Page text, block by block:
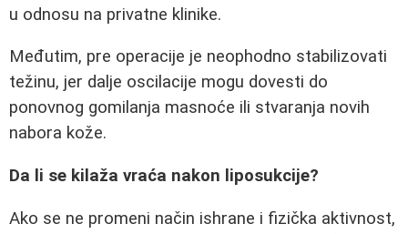
u odnosu na privatne klinike.
Međutim, pre operacije je neophodno stabilizovati
težinu, jer dalje oscilacije mogu dovesti do
ponovnog gomilanja masnoće ili stvaranja novih
nabora kože.
Da li se kilaža vraća nakon liposukcije?
Ako se ne promeni način ishrane i fizička aktivnost,